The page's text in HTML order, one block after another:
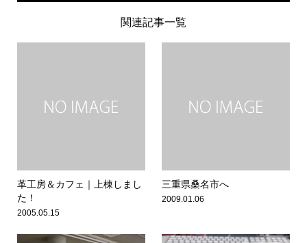
関連記事一覧
革工房＆カフェ｜上棟しまし
た！
2005.05.15
三重県桑名市へ
2009.01.06